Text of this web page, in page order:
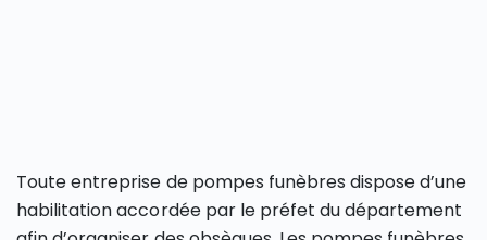
Toute entreprise de pompes funèbres dispose d’une
habilitation accordée par le préfet du département